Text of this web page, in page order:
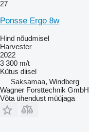
27
Ponsse Ergo 8w
Hind nõudmisel
Harvester
2022
3 300 m/t
Kütus diisel
Saksamaa, Windberg
Wagner Forsttechnik GmbH
Võta ühendust müüjaga